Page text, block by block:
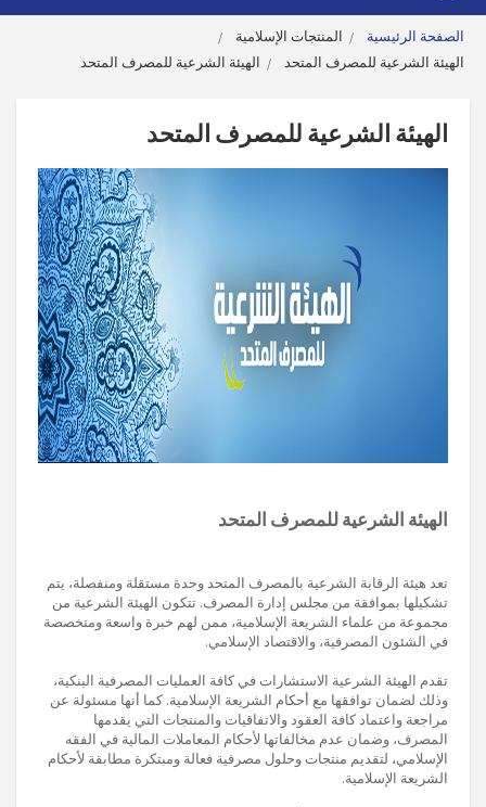
الصفحة الرئيسية
المنتجات الإسلامية
الهيئة الشرعية للمصرف المتحد
الهيئة الشرعية للمصرف المتحد
الهيئة الشرعية للمصرف المتحد
الهيئة الشرعية للمصرف المتحد
تعد هيئة الرقابة الشرعية بالمصرف المتحد وحدة مستقلة ومنفصلة، يتم
تشكيلها بموافقة من مجلس إدارة المصرف. تتكون الهيئة الشرعية من
مجموعة من علماء الشريعة الإسلامية، ممن لهم خبرة واسعة ومتخصصة
في الشئون المصرفية، والاقتصاد الإسلامي.
تقدم الهيئة الشرعية الاستشارات في كافة العمليات المصرفية البنكية،
وذلك لضمان توافقها مع أحكام الشريعة الإسلامية. كما أنها مسئولة عن
مراجعة واعتماد كافة العقود والاتفاقيات والمنتجات التي يقدمها
المصرف، وضمان عدم مخالفاتها لأحكام المعاملات المالية في الفقه
الإسلامي، لتقديم منتجات وحلول مصرفية فعالة ومبتكرة مطابقة لأحكام
الشريعة الإسلامية.